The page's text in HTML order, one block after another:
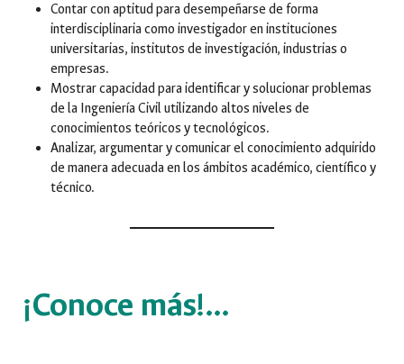
Contar con aptitud para desempeñarse de forma
interdisciplinaria como investigador en instituciones
universitarias, institutos de investigación, industrias o
empresas.
Mostrar capacidad para identificar y solucionar problemas
de la Ingeniería Civil utilizando altos niveles de
conocimientos teóricos y tecnológicos.
Analizar, argumentar y comunicar el conocimiento adquirido
de manera adecuada en los ámbitos académico, científico y
técnico.
¡Conoce más!…